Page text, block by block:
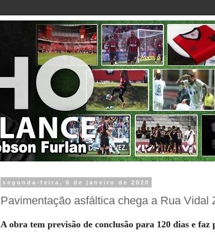
segunda-feira, 6 de janeiro de 2020
Pavimentação asfáltica chega a Rua Vidal
A obra tem previsão de conclusão para 120 dias e